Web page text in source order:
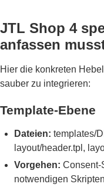
JTL Shop 4
anfassen
Hier die konkreten
sauber zu integrieren:
Template-Ebene
Dateien: templates/
layout/header.tpl,
Vorgehen: Consent-
notwendigen